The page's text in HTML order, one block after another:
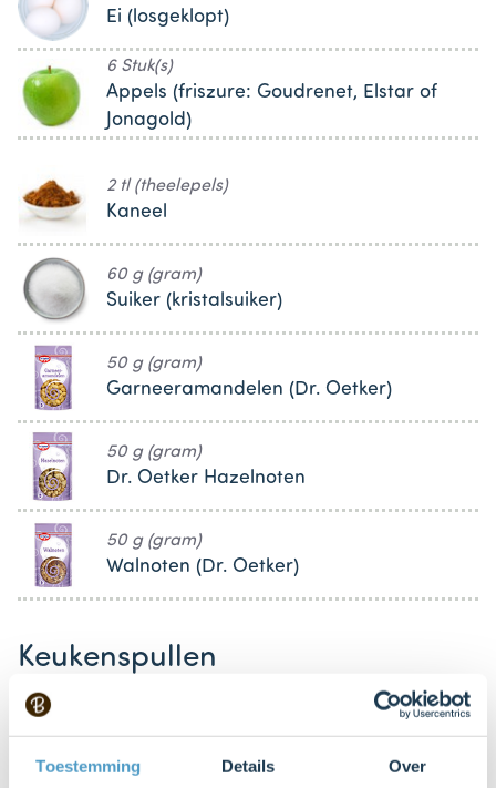
Toestemming Details Over
Ei (losgeklopt)
6 Stuk(s)
Appels (friszure: Goudrenet, Elstar of
Jonagold)
2 tl (theelepels)
Kaneel
60 g (gram)
Suiker (kristalsuiker)
50 g (gram)
Garneeramandelen (Dr. Oetker)
50 g (gram)
Dr. Oetker Hazelnoten
50 g (gram)
Walnoten (Dr. Oetker)
Keukenspullen